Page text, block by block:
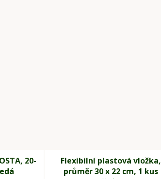
20-
Flexibilní plastová vložka,
průměr 30 x 22 cm, 1 kus